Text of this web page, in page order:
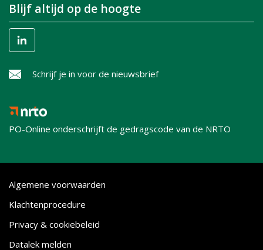
Blijf altijd op de hoogte
Schrijf je in voor de nieuwsbrief
PO-Online onderschrijft de gedragscode van de NRTO
Algemene voorwaarden
Klachtenprocedure
Privacy & cookiebeleid
Datalek melden